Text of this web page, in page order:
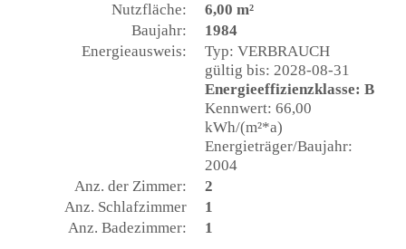
Nutzfläche:
6,00 m²
Baujahr:
1984
Energieausweis:
Typ: VERBRAUCH
gültig bis: 2028-08-31
Energieeffizienzklasse: B
Kennwert: 66,00
kWh/(m²*a)
Energieträger/Baujahr:
2004
Anz. der Zimmer:
2
Anz. Schlafzimmer
1
Anz. Badezimmer:
1